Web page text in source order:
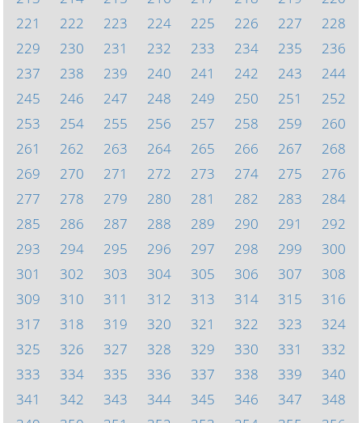
221
222 223 224 225 226 227
228
229
230 231 232 233 234 235
236
237
238 239 240 241 242 243
244
245
246 247 248 249 250 251
252
253
254 255 256 257 258 259
260
261
262 263 264 265 266 267
268
269
270 271 272 273 274 275
276
277
278 279 280 281 282 283
284
285
286 287 288 289 290 291
292
293
294 295 296 297 298 299
300
301
302 303 304 305 306 307
308
309
310 311 312 313 314 315
316
317
318 319 320 321 322 323
324
325
326 327 328 329 330 331
332
333
334 335 336 337 338 339
340
341
342 343 344 345 346 347
348